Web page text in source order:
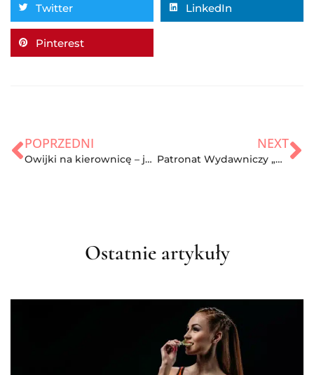
Twitter LinkedIn
Pinterest
POPRZEDNI
Owijki na kierownicę – jakie jest ich zadanie?
NEXT
Patronat Wydawniczy „Kalistenika – skuteczny trening siłowy z wykorzystaniem własnej masy ciała” Matt Schifferle
Ostatnie artykuły